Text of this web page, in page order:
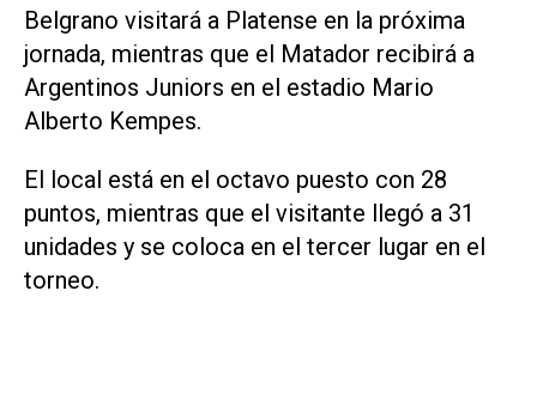
Belgrano visitará a Platense en la próxima
jornada, mientras que el Matador recibirá a
Argentinos Juniors en el estadio Mario
Alberto Kempes.
El local está en el octavo puesto con 28
puntos, mientras que el visitante llegó a 31
unidades y se coloca en el tercer lugar en el
torneo.